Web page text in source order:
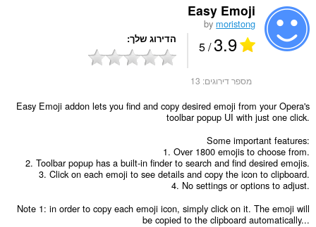
Easy Emoji
by moristong
3.9
/ 5 הדירוג שלך
מספר דירוגים: 13
Easy Emoji addon lets you find and copy desired emoji from your Opera's
toolbar popup UI with just one click.
Some important features:
1. Over 1800 emojis to choose from.
2. Toolbar popup has a built-in finder to search and find desired emojis.
3. Click on each emoji to see details and copy the icon to clipboard.
4. No settings or options to adjust.
Note 1: in order to copy each emoji icon, simply click on it. The emoji will
be copied to the clipboard automatically...